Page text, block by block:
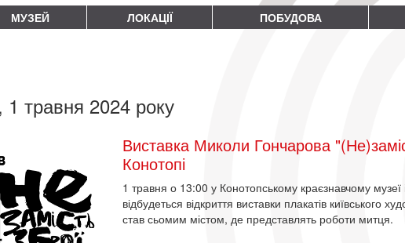
МУЗЕЙ ЛОКАЦІЇ ПОБУДОВА
травня 2024 року
Виставка Миколи Гончарова
Конотопі
1 травня о 13:00 у Конотопському краєзнавчому
відбудеться відкриття виставки плакатів київського
став сьомим містом, де представлять роботи митця.